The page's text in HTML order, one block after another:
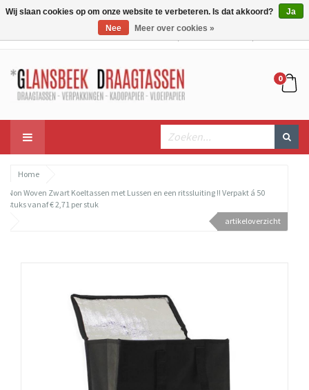
0
Home
Non Woven Zwart Koeltassen met Lussen en een ritssluiting !! Verpakt á 50
stuks vanaf € 2,71 per stuk
artikeloverzicht
Wij slaan cookies op om onze website te verbeteren. Is dat akkoord?
Ja
Nee
Meer over cookies »